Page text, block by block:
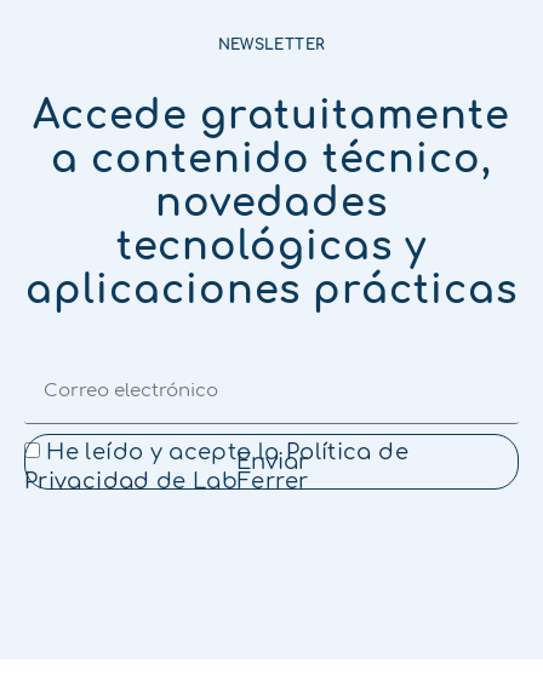
NEWSLETTER
Accede gratuitamente
a contenido técnico,
novedades
tecnológicas y
aplicaciones prácticas
He leído y acepto laPolítica de
Privacidad de LabFerrer
Enviar